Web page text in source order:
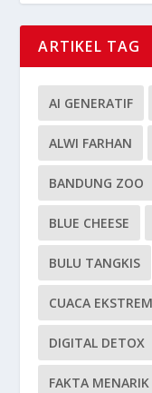
ARTIKEL TAG
AI GENERATIF
ALWI FARHAN
BANDUNG ZOO
BLUE CHEESE
BULU TANGKIS
CUACA EKSTREM
DIGITAL DETOX
FAKTA MENARIK